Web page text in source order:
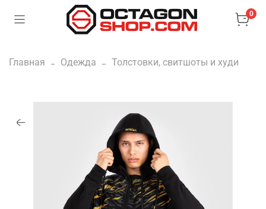
0
Главная Одежда Толстовки, свитшоты и худи